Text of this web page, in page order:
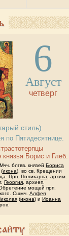
6
Август
четверг
стиль)
по Пятидесятнице.
князья Борис и Глеб.
Мчч. блгвв. князей Бориса
(икона), во св. Крещении
Прп. Поликарпа , архим.
Георгия , архиеп.
мощей прп.
Сщмч. Алфея
(икона) и Иоанна